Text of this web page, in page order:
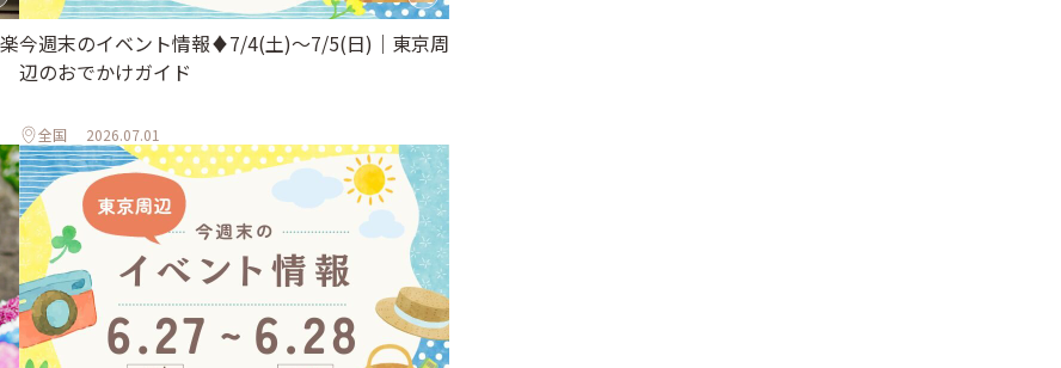
今週末のイベント情報♦︎7/4(土)〜7/5(日)｜東京周
辺のおでかけガイド
全国 2026.07.01